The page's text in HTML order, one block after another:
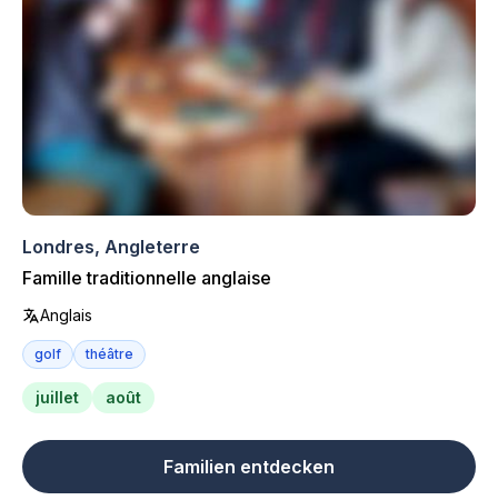
Londres, Angleterre
Famille traditionnelle anglaise
Anglais
golf théâtre
juillet août
Familien entdecken